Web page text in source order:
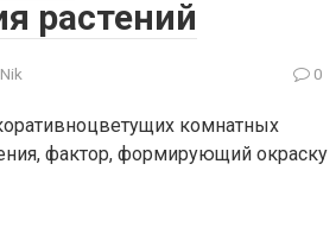
растений
0
комнатных
фактор, формирующий окраску